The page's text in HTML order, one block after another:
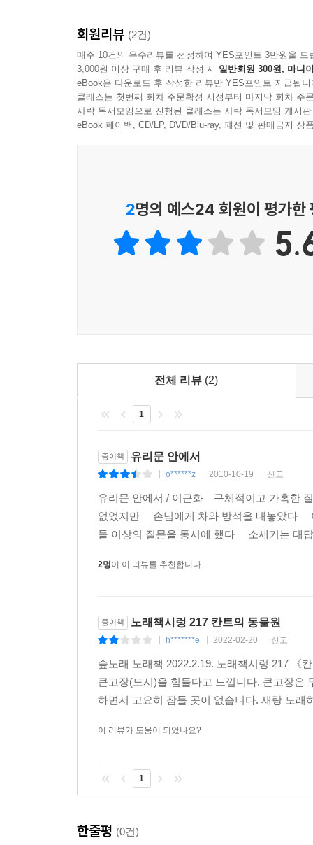
회원리뷰 (2건)
매주 10건의 우수리뷰를 선정하여 YES포인트 3만원을 드
3,000원 이상 구매 후 리뷰 작성 시 일반회원 300원, 마니
eBook은 다운로드 후 작성한 리뷰만 YES포인트 지급됩니
클래스는 첫번째 회차 주문확정 시점부터 마지막 회차 주
사락 독서모임으로 진행된 클래스는 사락 독서모임 게시
eBook 페이백, CD/LP, DVD/Blu-ray, 패션 및 판매금지 상
2명의 예스24 회원이 평가한
전체 리뷰 (2)
1
종이책 유리문 안에서
o******z 2010-10-19 신고
유리문 안에서 / 이근화 구체적이고 가혹한
없었지만 손님에게 차와 방석을 내놓았다
둘 이상의 질문을 동시에 했다 소세키는 대
2명이 이 리뷰를 추천합니다.
종이책 노래책시렁 217 칸트의 동물원
h*******e 2022-02-20 신고
숲노래 노래책 2022.2.19. 노래책시렁 217 《
큰고장(도시)을 힘들다고 느낍니다. 큰고장은
하면서 고요히 잠들 곳이 없습니다. 새랑 노
이 리뷰가 도움이 되었나요?
1
한줄평 (0건)